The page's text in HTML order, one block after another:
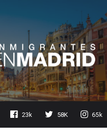
23k 58K 65k